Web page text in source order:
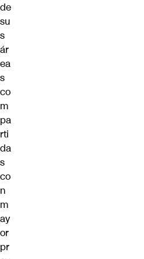
de
su
s
ár
ea
s
co
m
pa
rti
da
s
co
n
m
ay
or
pr